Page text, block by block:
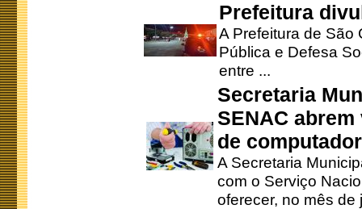
Prefeitura
A Prefeitura de São
Pública e Defesa
entre ...
Secretaria
SENAC
de
A Secretaria
com o Serviço
oferecer, no mês de